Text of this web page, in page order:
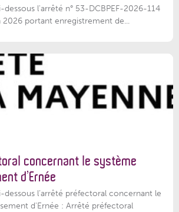
l'arrêté n° 53-DCBPEF-2026-114
portant enregistrement de...
concernant le système
d’Ernée
l’arrêté préfectoral concernant le
d'Ernée : Arrêté préfectoral